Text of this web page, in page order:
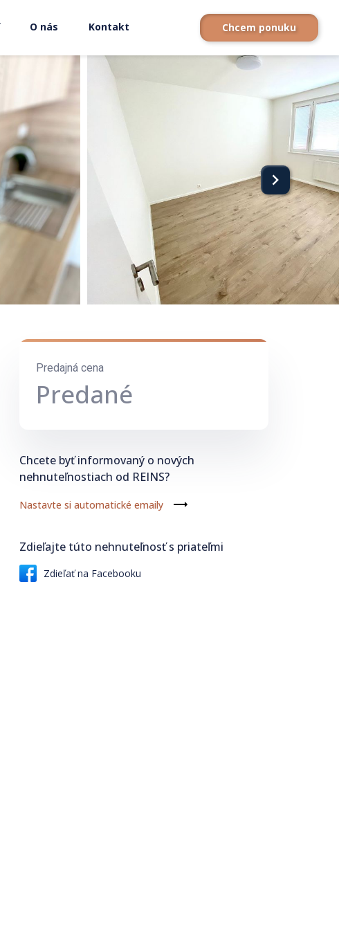
O nás Kontakt Chcem ponuku
Predajná cena
Predané
Chcete byť informovaný o nových
nehnuteľnostiach od REINS?
Nastavte si automatické emaily
Zdieľajte túto nehnuteľnosť s priateľmi
Zdieľať na Facebooku